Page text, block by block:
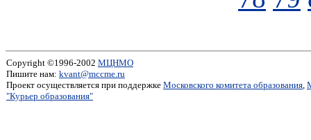
Copyright ©1996-2002 МЦНМО
Пишите нам: kvant@mccme.ru
Проект осуществляется при поддержке Московского комитета образования,
"Курьер образования"